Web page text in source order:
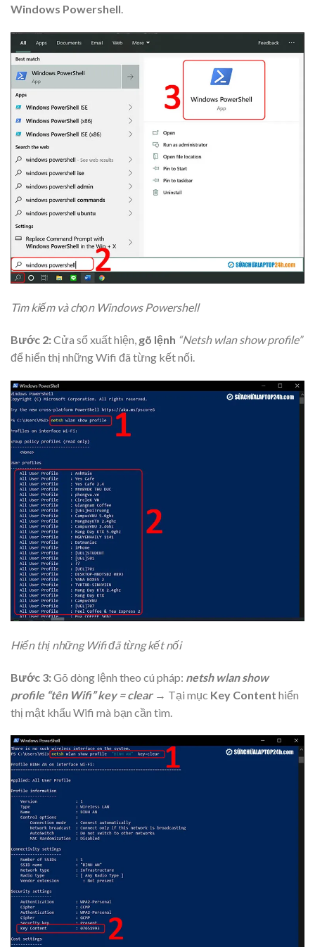
Windows Powershell.
Tìm kiếm và chọn Windows Powershell
Bước 2:Cửa sổ xuất hiện, gõ lệnh “Netsh wlan show profile”
để hiển thị những Wifi đã từng kết nối.
Hiển thị những Wifi đã từng kết nối
Bước 3:Gõ dòng lệnh theo cú pháp: netsh wlan show
profile “tên Wifi” key = clear→ Tại mục Key Content hiển
thị mật khẩu Wifi mà bạn cần tìm.